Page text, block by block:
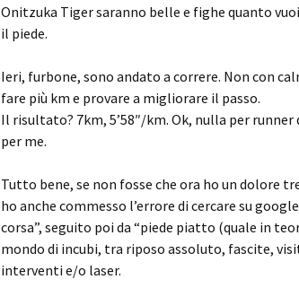
Onitzuka Tiger saranno belle e fighe quanto
il piede.
Ieri, furbone, sono andato a correre. Non con
fare più km e provare a migliorare il passo.
Il risultato? 7km, 5’58″/km. Ok, nulla per runner
per me.
Tutto bene, se non fosse che ora ho un dolore
ho anche commesso l’errore di cercare su
corsa”, seguito poi da “piede piatto (quale in
mondo di incubi, tra riposo assoluto, fascite,
interventi e/o laser.